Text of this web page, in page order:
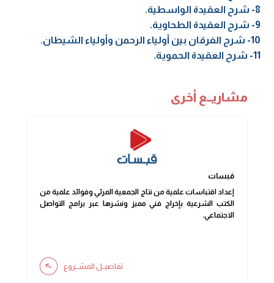
8- شرح العقيدة الواسطية.
9- شرح العقيدة الطحاوية.
10- شرح الفرقان بين أولياء الرحمن وأولياء الشيطان.
11- شرح العقيدة الحموية.
مشاريــع أخرى
قبسات
إعداد اقتباسات علمية من نتاج الجمعية المرئي وفوائد علمية من
الكتب الشرعية بإخراج فني مميز ونشرها عبر برامج التواصل
الاجتماعي.
تفاصيــل المشــروع